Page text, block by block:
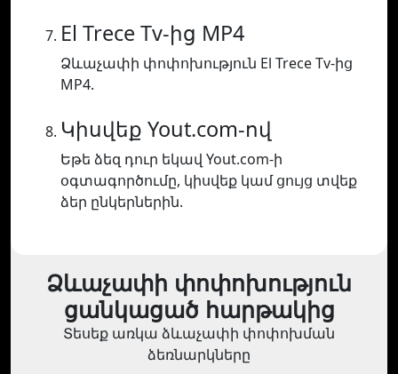
El Trece Tv-ից MP4
Ձևաչափի փոփոխություն El Trece Tv-ից
MP4.
Կիսվեք Yout.com-ով
Եթե ձեզ դուր եկավ Yout.com-ի
օգտագործումը, կիսվեք կամ ցույց տվեք
ձեր ընկերներին.
Ձևաչափի փոփոխություն
ցանկացած հարթակից
Տեսեք առկա ձևաչափի փոփոխման
ձեռնարկները